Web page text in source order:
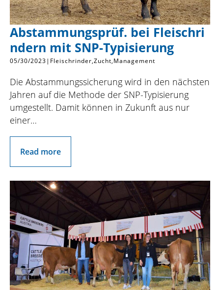
Abstammungsprüf. bei Fleischri
ndern mit SNP-Typisierung
05/30/2023| Fleischrinder Zucht Management
Die Abstammungssicherung wird in den nächsten
Jahren auf die Methode der SNP-Typisierung
umgestellt. Damit können in Zukunft aus nur
einer…
Read more